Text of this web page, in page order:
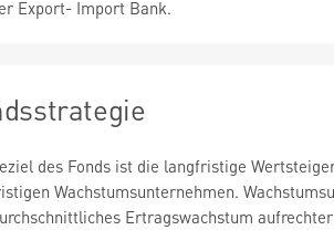
Export- Import Bank.
des Fonds ist die langfristige
Wachstumsunternehmen.
Ertragswachstum